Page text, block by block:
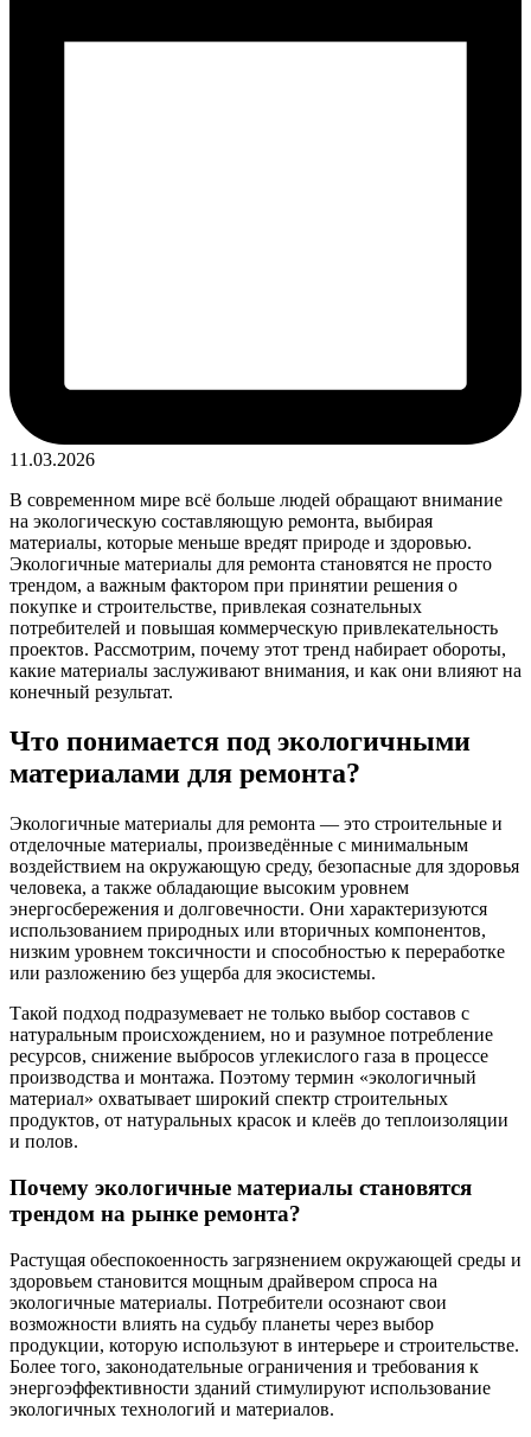
11.03.2026
В современном мире всё больше людей обращают внимание
на экологическую составляющую ремонта, выбирая
материалы, которые меньше вредят природе и здоровью.
Экологичные материалы для ремонта становятся не просто
трендом, а важным фактором при принятии решения о
покупке и строительстве, привлекая сознательных
потребителей и повышая коммерческую привлекательность
проектов. Рассмотрим, почему этот тренд набирает обороты,
какие материалы заслуживают внимания, и как они влияют на
конечный результат.
Что понимается под экологичными
материалами для ремонта?
Экологичные материалы для ремонта — это строительные и
отделочные материалы, произведённые с минимальным
воздействием на окружающую среду, безопасные для здоровья
человека, а также обладающие высоким уровнем
энергосбережения и долговечности. Они характеризуются
использованием природных или вторичных компонентов,
низким уровнем токсичности и способностью к переработке
или разложению без ущерба для экосистемы.
Такой подход подразумевает не только выбор составов с
натуральным происхождением, но и разумное потребление
ресурсов, снижение выбросов углекислого газа в процессе
производства и монтажа. Поэтому термин «экологичный
материал» охватывает широкий спектр строительных
продуктов, от натуральных красок и клеёв до теплоизоляции
и полов.
Почему экологичные материалы становятся
трендом на рынке ремонта?
Растущая обеспокоенность загрязнением окружающей среды и
здоровьем становится мощным драйвером спроса на
экологичные материалы. Потребители осознают свои
возможности влиять на судьбу планеты через выбор
продукции, которую используют в интерьере и строительстве.
Более того, законодательные ограничения и требования к
энергоэффективности зданий стимулируют использование
экологичных технологий и материалов.